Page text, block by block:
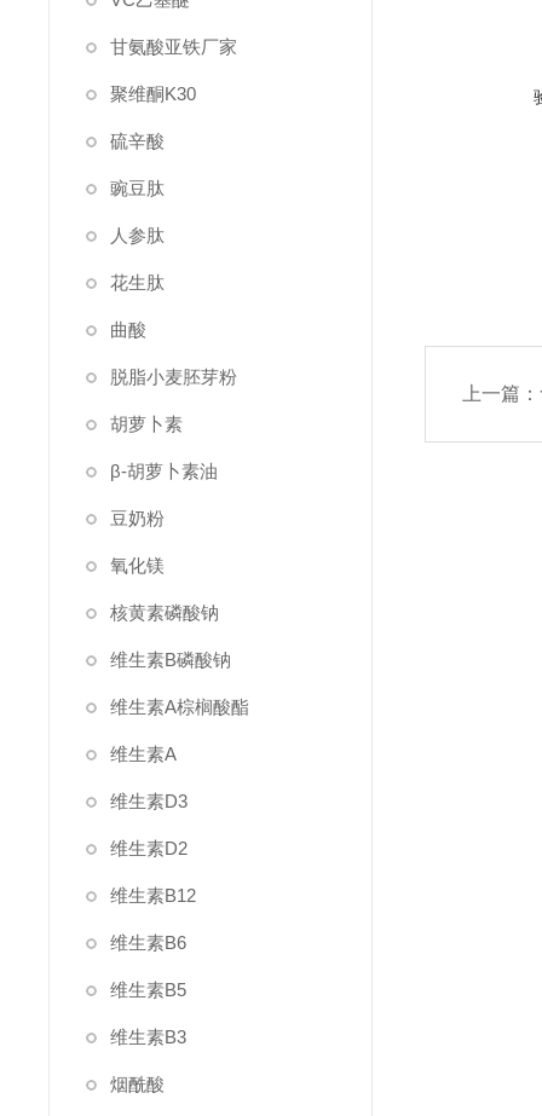
甘氨酸亚铁厂家
聚维酮K30
硫辛酸
豌豆肽
人参肽
花生肽
曲酸
脱脂小麦胚芽粉
胡萝卜素
β-胡萝卜素油
豆奶粉
氧化镁
核黄素磷酸钠
维生素B磷酸钠
维生素A棕榈酸酯
维生素A
维生素D3
维生素D2
维生素B12
维生素B6
维生素B5
维生素B3
烟酰酸
上一篇：